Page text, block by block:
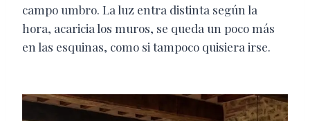
campo umbro. La luz entra distinta según la
hora, acaricia los muros, se queda un poco más
en las esquinas, como si tampoco quisiera irse.